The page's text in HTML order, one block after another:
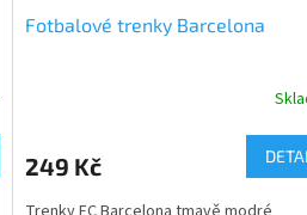
Fotbalové trenky Barcelona
249 Kč